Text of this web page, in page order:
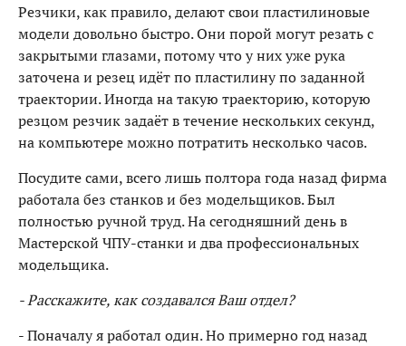
Резчики, как правило, делают свои пластилиновые
модели довольно быстро. Они порой могут резать с
закрытыми глазами, потому что у них уже рука
заточена и резец идёт по пластилину по заданной
траектории. Иногда на такую траекторию, которую
резцом резчик задаёт в течение нескольких секунд,
на компьютере можно потратить несколько часов.
Посудите сами, всего лишь полтора года назад фирма
работала без станков и без модельщиков. Был
полностью ручной труд. На сегодняшний день в
Мастерской ЧПУ-станки и два профессиональных
модельщика.
- Расскажите, как создавался Ваш отдел?
- Поначалу я работал один. Но примерно год назад